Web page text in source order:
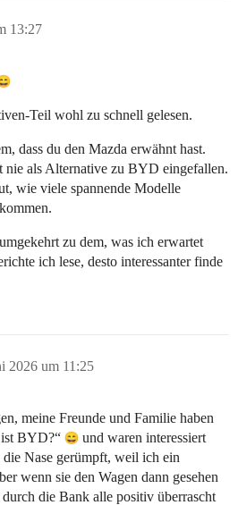
13:27
Teil wohl zu schnell gelesen.
dass du den Mazda erwähnt hast.
nie als Alternative zu BYD eingefallen.
wie viele spannende Modelle
zu dem, was ich erwartet
ich lese, desto interessanter finde
2026 um 11:25
meine Freunde und Familie haben
ist BYD?“
und waren interessiert
die Nase gerümpft, weil ich ein
wenn sie den Wagen dann gesehen
die Bank alle positiv überrascht